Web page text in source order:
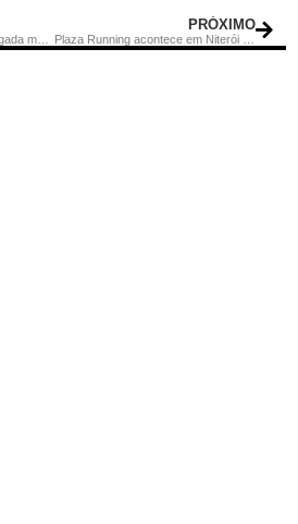
Rio de Janeiro tem a madrugada mais fria do ano com 13,2°C em Jacarepaguá
PRÓXIMO